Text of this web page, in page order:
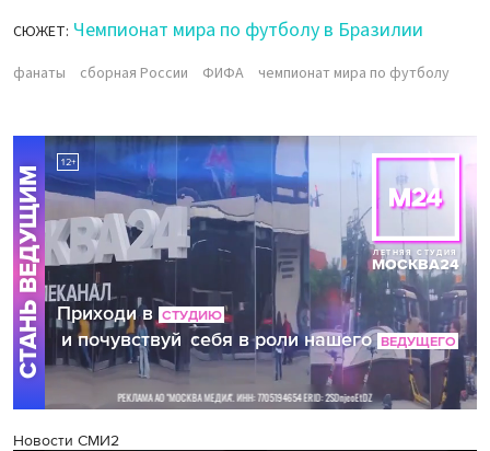
СЮЖЕТ: Чемпионат мира по футболу в Бразилии
фанаты сборная России ФИФА чемпионат мира по футболу
Новости СМИ2